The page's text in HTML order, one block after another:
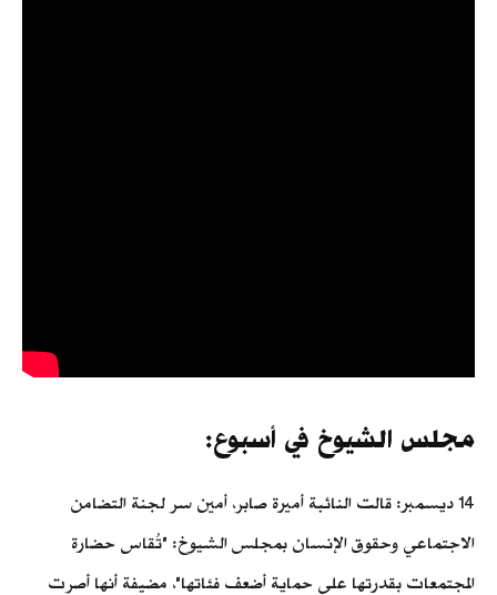
مجلس الشيوخ في أسبوع:
14 ديسمبر: قالت النائبة أميرة صابر، أمين سر لجنة التضامن
الاجتماعي وحقوق الإنسان بمجلس الشيوخ: "تُقاس حضارة
المجتمعات بقدرتها على حماية أضعف فئاتها"، مضيفة أنها أصرت